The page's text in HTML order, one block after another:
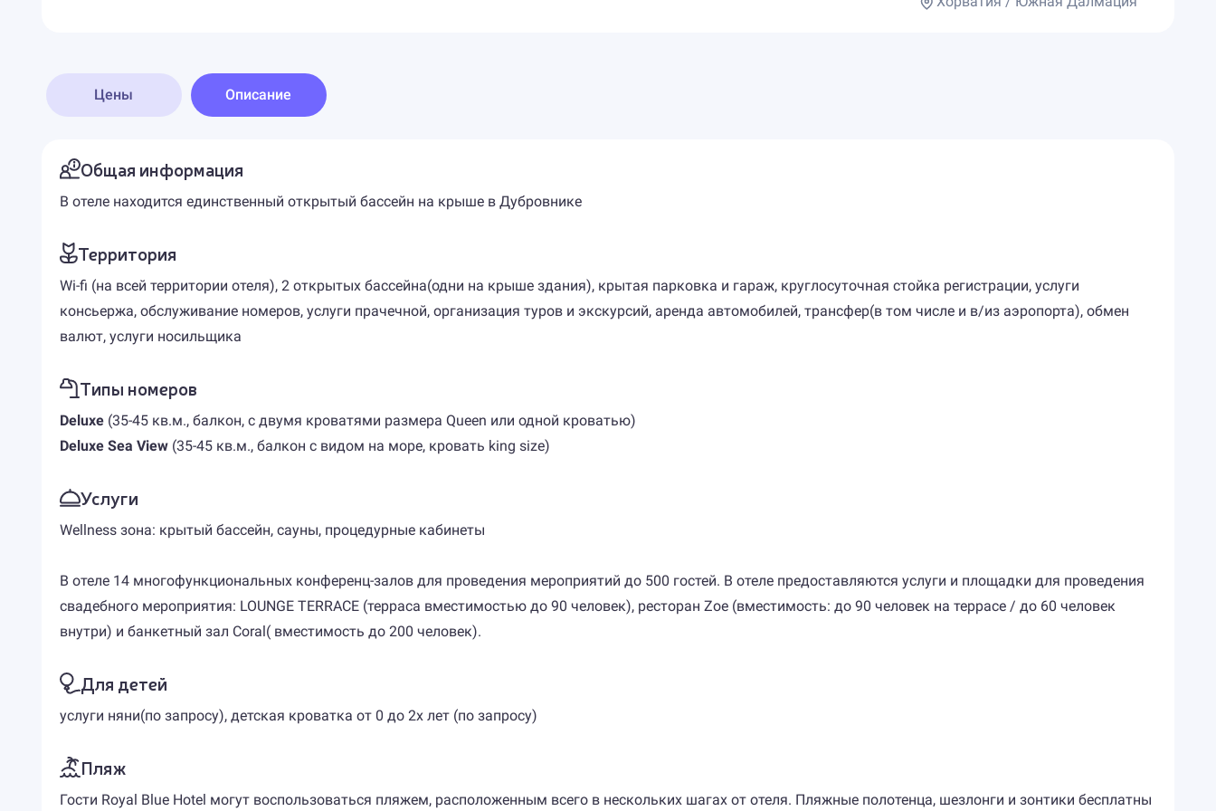
Цены Описание
Общая информация
В отеле находится единственный открытый бассейн на крыше в Дубровнике
Территория
Wi-fi (на всей территории отеля), 2 открытых бассейна(одни на крыше здания), крытая парковка и гараж, круглосуточная стойка регистрации, услуги
консьержа, обслуживание номеров, услуги прачечной, организация туров и экскурсий, аренда автомобилей, трансфер(в том числе и в/из аэропорта), обмен
валют, услуги носильщика
Типы номеров
Deluxe(35-45 кв.м., балкон, с двумя кроватями размера Queen или одной кроватью)
Deluxe Sea View(35-45 кв.м., балкон с видом на море, кровать king size)
Услуги
Wellness зона: крытый бассейн, сауны, процедурные кабинеты
В отеле 14 многофункциональных конференц-залов для проведения мероприятий до 500 гостей. В отеле предоставляются услуги и площадки для проведения
свадебного мероприятия: LOUNGE TERRACE (терраса вместимостью до 90 человек), ресторан Zoe (вместимость: до 90 человек на террасе / до 60 человек
внутри) и банкетный зал Coral( вместимость до 200 человек).
Для детей
услуги няни(по запросу), детская кроватка от 0 до 2х лет (по запросу)
Пляж
Гости Royal Blue Hotel могут воспользоваться пляжем, расположенным всего в нескольких шагах от отеля. Пляжные полотенца, шезлонги и зонтики бесплатны